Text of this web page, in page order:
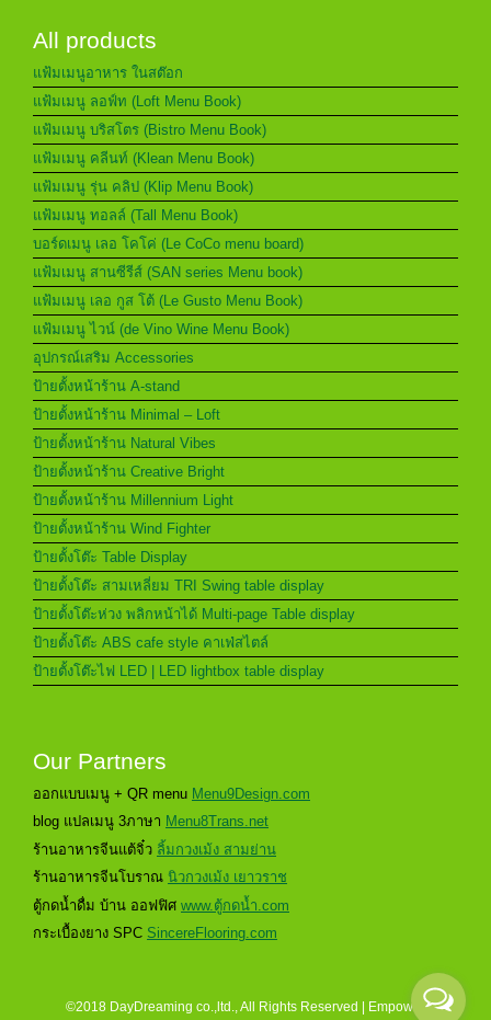
All products
แฟ้มเมนูอาหาร ในสต๊อก
แฟ้มเมนู ลอฟ์ท (Loft Menu Book)
แฟ้มเมนู บริสโตร (Bistro Menu Book)
แฟ้มเมนู คลีนท์ (Klean Menu Book)
แฟ้มเมนู รุ่น คลิป (Klip Menu Book)
แฟ้มเมนู ทอลล์ (Tall Menu Book)
บอร์ดเมนู เลอ โคโค่ (Le CoCo menu board)
แฟ้มเมนู สานซีรีส์ (SAN series Menu book)
แฟ้มเมนู เลอ กูส โต้ (Le Gusto Menu Book)
แฟ้มเมนู ไวน์ (de Vino Wine Menu Book)
อุปกรณ์เสริม Accessories
ป้ายตั้งหน้าร้าน A-stand
ป้ายตั้งหน้าร้าน Minimal – Loft
ป้ายตั้งหน้าร้าน Natural Vibes
ป้ายตั้งหน้าร้าน Creative Bright
ป้ายตั้งหน้าร้าน Millennium Light
ป้ายตั้งหน้าร้าน Wind Fighter
ป้ายตั้งโต๊ะ Table Display
ป้ายตั้งโต๊ะ สามเหลี่ยม TRI Swing table display
ป้ายตั้งโต๊ะห่วง พลิกหน้าได้ Multi-page Table display
ป้ายตั้งโต๊ะ ABS cafe style คาเฟ่สไตล์
ป้ายตั้งโต๊ะไฟ LED | LED lightbox table display
Our Partners
ออกแบบเมนู + QR menu Menu9Design.com
blog แปลเมนู 3ภาษา Menu8Trans.net
ร้านอาหารจีนแต้จิ๋ว ลิ้มกวงเม้ง สามย่าน
ร้านอาหารจีนโบราณ นิวกวงเม้ง เยาวราช
ตู้กดน้ำดื่ม บ้าน ออฟฟิศ www.ตู้กดน้ำ.com
กระเบื้องยาง SPC SincereFlooring.com
©2018 DayDreaming co.,ltd., All Rights Reserved | Empower